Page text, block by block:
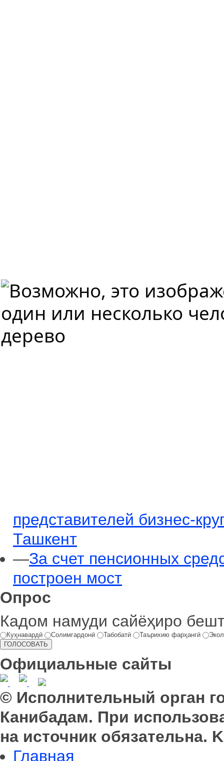
представителей бизнес-
Ташкент
—За счет пенсионных
построен мост
Опрос
Кадом намуди сайёҳиро
Куҳнавардӣ Солимгардонӣ Табобатӣ Таърихию фарҳангӣ
Официальные сайты
© Исполнительный орган
Канибадам. При
на источник обязательна.
Главная